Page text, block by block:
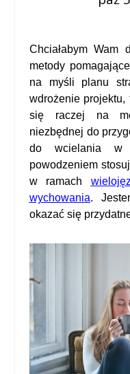
Chciałabym Wam
metody
na myśli planu
wdrożenie
się raczej na
niezbędnej do
do wcielania w
powodzeniem
w ramach
wychowania.
okazać się